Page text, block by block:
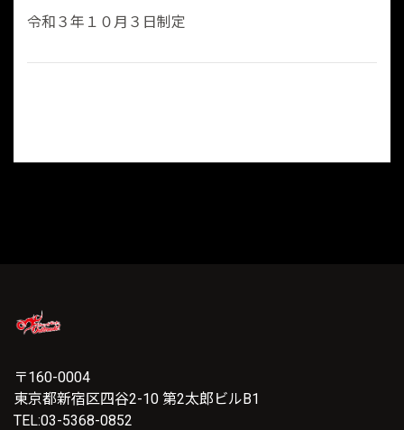
令和３年１０月３日制定
〒160-0004
東京都新宿区四谷2-10 第2太郎ビルB1
TEL:03-5368-0852